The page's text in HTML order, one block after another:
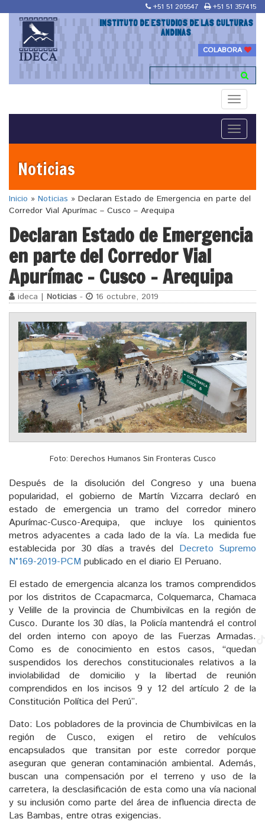
+51 51 205547 +51 51 357415
INSTITUTO DE ESTUDIOS DE LAS CULTURAS
ANDINAS
COLABORA
Toggle
Toggle
Noticias
Inicio » Noticias » Declaran Estado de Emergencia en parte del
Corredor Vial Apurímac – Cusco – Arequipa
Declaran Estado de Emergencia
en parte del Corredor Vial
Apurímac – Cusco – Arequipa
ideca | Noticias - 16 octubre, 2019
Foto: Derechos Humanos Sin Fronteras Cusco
Después de la disolución del Congreso y una buena
popularidad, el gobierno de Martín Vizcarra declaró en
estado de emergencia un tramo del corredor minero
Apurímac-Cusco-Arequipa, que incluye los quinientos
metros adyacentes a cada lado de la vía. La medida fue
establecida por 30 días a través del Decreto Supremo
N°169-2019-PCM publicado en el diario El Peruano.
El estado de emergencia alcanza los tramos comprendidos
por los distritos de Ccapacmarca, Colquemarca, Chamaca
y Velille de la provincia de Chumbivilcas en la región de
Cusco. Durante los 30 días, la Policía mantendrá el control
del orden interno con apoyo de las Fuerzas Armadas.
Como es de conocimiento en estos casos, “quedan
suspendidos los derechos constitucionales relativos a la
inviolabilidad de domicilio y la libertad de reunión
comprendidos en los incisos 9 y 12 del artículo 2 de la
Constitución Política del Perú”.
Dato: Los pobladores de la provincia de Chumbivilcas en la
región de Cusco, exigen el retiro de vehículos
encapsulados que transitan por este corredor porque
aseguran que generan contaminación ambiental. Además,
buscan una compensación por el terreno y uso de la
carretera, la desclasificación de esta como una vía nacional
y su inclusión como parte del área de influencia directa de
Las Bambas, entre otras exigencias.